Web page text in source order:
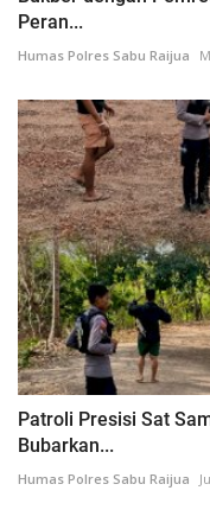
Peran...
Humas Polres Sabu Raijua
Patroli Presisi Sat
Bubarkan...
Humas Polres Sabu Raijua